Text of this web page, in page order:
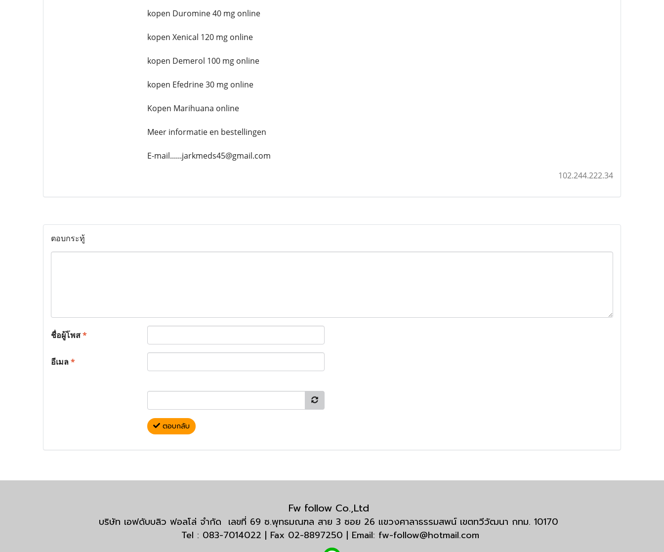
kopen Duromine 40 mg online
kopen Xenical 120 mg online
kopen Demerol 100 mg online
kopen Efedrine 30 mg online
Kopen Marihuana online
Meer informatie en bestellingen
E-mail......jarkmeds45@gmail.com
102.244.222.34
ตอบกระทู้
ชื่อผู้โพส*
อีเมล*
ตอบกลับ
Fw follow Co.,Ltd
บริษัท เอฟดับบลิว ฟอลโล่ จำกัด เลขที่ 69 ซ.พุทธมณฑล สาย 3 ซอย 26 แขวงศาลาธรรมสพน์ เขตทวีวัฒนา กทม. 10170
Tel : 083-7014022 | Fax 02-8897250 | Email: fw-follow@hotmail.com